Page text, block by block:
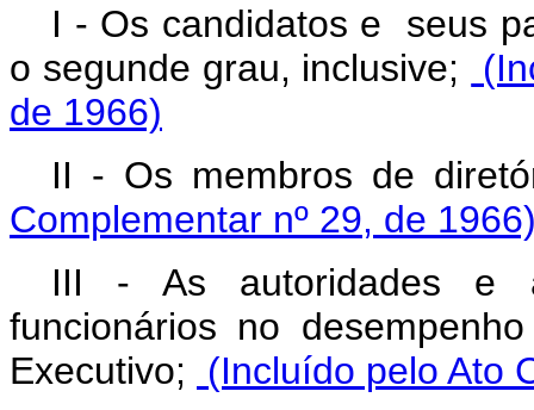
I ‑ Os candidatos e seus
o segunde grau, inclusive;
de 1966)
II ‑ Os membros de
Complementar nº 29, de
III ‑ As autoridades e
funcionários no
Executivo;
(Incluído pelo Ato